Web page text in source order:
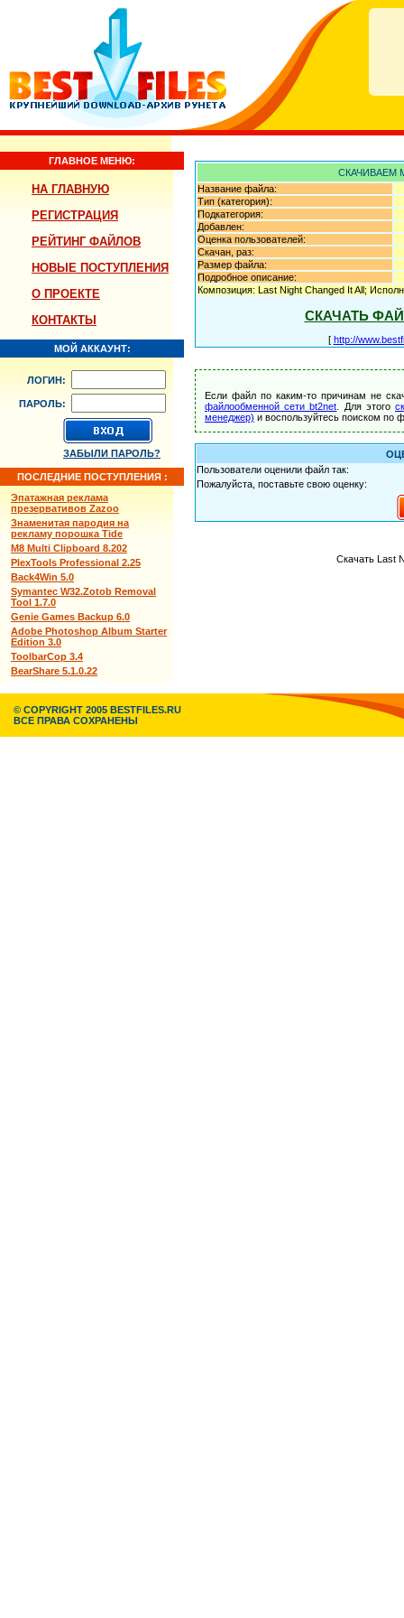
ГЛАВНОЕ МЕНЮ:
НА ГЛАВНУЮ
РЕГИСТРАЦИЯ
РЕЙТИНГ ФАЙЛОВ
НОВЫЕ ПОСТУПЛЕНИЯ
О ПРОЕКТЕ
КОНТАКТЫ
МОЙ АККАУНТ:
ЛОГИН:
ПАРОЛЬ:
ЗАБЫЛИ ПАРОЛЬ?
ПОСЛЕДНИЕ ПОСТУПЛЕНИЯ :
Эпатажная реклама
презервативов Zazoo
Знаменитая пародия на
рекламу порошка Tide
M8 Multi Clipboard 8.202
PlexTools Professional 2.25
Back4Win 5.0
Symantec W32.Zotob Removal
Tool 1.7.0
Genie Games Backup 6.0
Adobe Photoshop Album Starter
Edition 3.0
ToolbarCop 3.4
BearShare 5.1.0.22
СКАЧИВАЕМ
Название файла:
Тип (категория):
Подкатегория:
Добавлен:
Оценка пользователей:
Скачан, раз:
Размер файла:
Подробное описание:
Композиция: Last Night Changed It All;
СКАЧАТЬ
[ http://
Если файл по каким-то причинам не
файлообменной сети bt2net . Для этого
менеджер) и воспользуйтесь поиском по
Пользователи оценили файл так:
Пожалуйста, поставьте свою оценку:
Скачать Last
© COPYRIGHT 2005 BESTFILES.RU
ВСЕ ПРАВА СОХРАНЕНЫ